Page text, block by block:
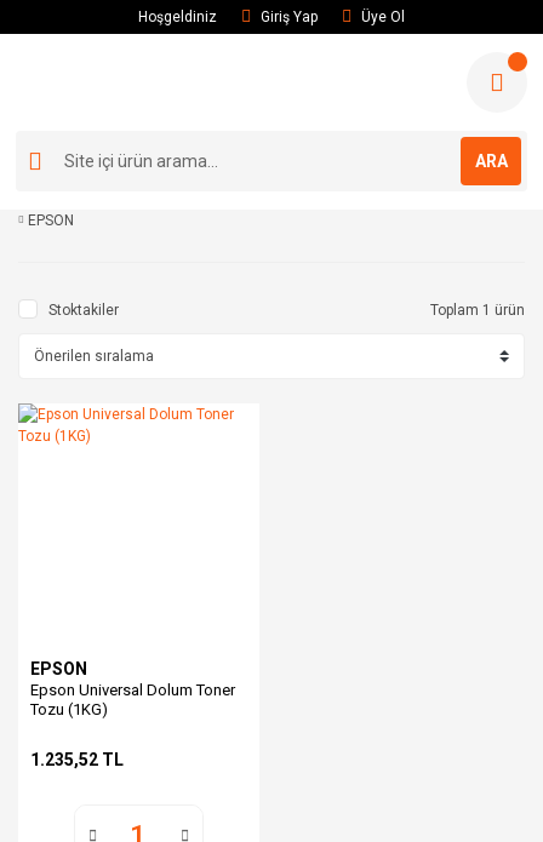
Hoşgeldiniz Giriş Yap Üye Ol
ARA
EPSON
Stoktakiler Toplam 1 ürün
EPSON
Epson Universal Dolum Toner
Tozu (1KG)
1.235,52 TL